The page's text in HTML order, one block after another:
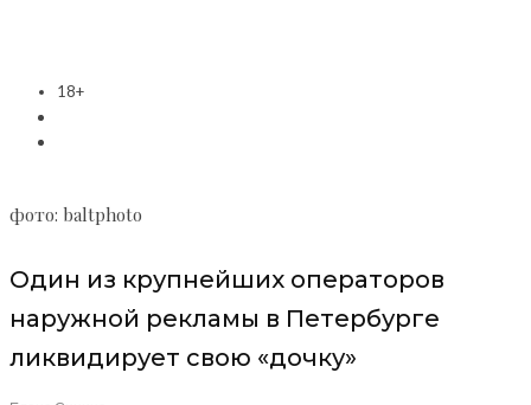
18+
фото: baltphoto
Один из крупнейших операторов
наружной рекламы в Петербурге
ликвидирует свою «дочку»